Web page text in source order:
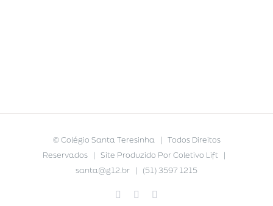
©Colégio Santa Teresinha| Todos Direitos
Reservados | Site Produzido PorColetivo Lift|
santa@g12.br | (51) 3597 1215
FacebookYouTube